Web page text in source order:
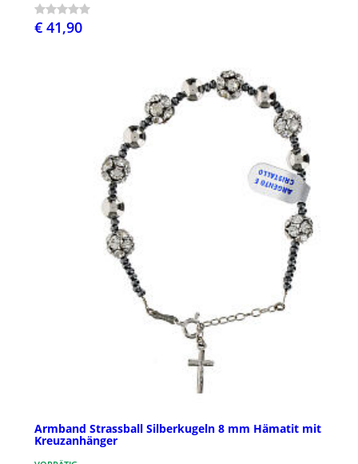
€ 41,90
Armband Strassball Silberkugeln 8 mm Hämatit mit
Kreuzanhänger